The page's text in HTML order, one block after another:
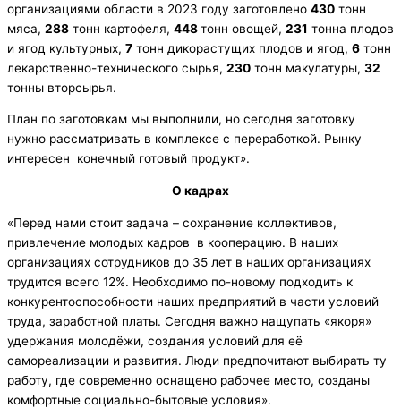
организациями области в 2023 году заготовлено 430 тонн
мяса, 288 тонн картофеля, 448тонн овощей, 231 тонна плодов
и ягод культурных, 7 тонн дикорастущих плодов и ягод, 6 тонн
лекарственно-технического сырья, 230 тонн макулатуры, 32
тонны вторсырья.
План по заготовкам мы выполнили, но сегодня заготовку
нужно рассматривать в комплексе с переработкой. Рынку
интересен конечный готовый продукт».
О кадрах
«Перед нами стоит задача – сохранение коллективов,
привлечение молодых кадров в кооперацию. В наших
организациях сотрудников до 35 лет в наших организациях
трудится всего 12%. Необходимо по-новому подходить к
конкурентоспособности наших предприятий в части условий
труда, заработной платы. Сегодня важно нащупать «якоря»
удержания молодёжи, создания условий для её
самореализации и развития. Люди предпочитают выбирать ту
работу, где современно оснащено рабочее место, созданы
комфортные социально-бытовые условия».